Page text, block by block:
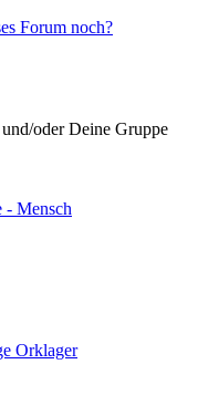
Forum noch?
oder Deine Gruppe
- Mensch
Orklager